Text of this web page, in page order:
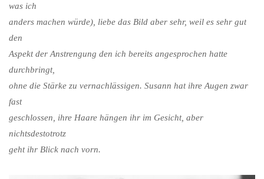
was ich
anders machen würde), liebe das Bild aber sehr, weil es sehr gut
den
Aspekt der Anstrengung den ich bereits angesprochen hatte
durchbringt,
ohne die Stärke zu vernachlässigen. Susann hat ihre Augen zwar
fast
geschlossen, ihre Haare hängen ihr im Gesicht, aber
nichtsdestotrotz
geht ihr Blick nach vorn.